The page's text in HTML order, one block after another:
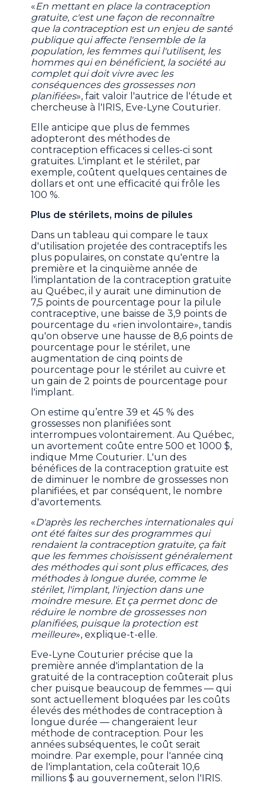
«En mettant en place la contraception
gratuite, c'est une façon de reconnaître
que la contraception est un enjeu de santé
publique qui affecte l'ensemble de la
population, les femmes qui l'utilisent, les
hommes qui en bénéficient, la société au
complet qui doit vivre avec les
conséquences des grossesses non
planifiées», fait valoir l'autrice de l'étude et
chercheuse à l'IRIS, Eve-Lyne Couturier.
Elle anticipe que plus de femmes
adopteront des méthodes de
contraception efficaces si celles-ci sont
gratuites. L'implant et le stérilet, par
exemple, coûtent quelques centaines de
dollars et ont une efficacité qui frôle les
100 %.
Plus de stérilets, moins de pilules
Dans un tableau qui compare le taux
d'utilisation projetée des contraceptifs les
plus populaires, on constate qu'entre la
première et la cinquième année de
l'implantation de la contraception gratuite
au Québec, il y aurait une diminution de
7,5 points de pourcentage pour la pilule
contraceptive, une baisse de 3,9 points de
pourcentage du «rien involontaire», tandis
qu'on observe une hausse de 8,6 points de
pourcentage pour le stérilet, une
augmentation de cinq points de
pourcentage pour le stérilet au cuivre et
un gain de 2 points de pourcentage pour
l'implant.
On estime qu’entre 39 et 45 % des
grossesses non planifiées sont
interrompues volontairement. Au Québec,
un avortement coûte entre 500 et 1000 $,
indique Mme Couturier. L'un des
bénéfices de la contraception gratuite est
de diminuer le nombre de grossesses non
planifiées, et par conséquent, le nombre
d'avortements.
«D'après les recherches internationales qui
ont été faites sur des programmes qui
rendaient la contraception gratuite, ça fait
que les femmes choisissent généralement
des méthodes qui sont plus efficaces, des
méthodes à longue durée, comme le
stérilet, l'implant, l'injection dans une
moindre mesure. Et ça permet donc de
réduire le nombre de grossesses non
planifiées, puisque la protection est
meilleure», explique-t-elle.
Eve-Lyne Couturier précise que la
première année d'implantation de la
gratuité de la contraception coûterait plus
cher puisque beaucoup de femmes — qui
sont actuellement bloquées par les coûts
élevés des méthodes de contraception à
longue durée — changeraient leur
méthode de contraception. Pour les
années subséquentes, le coût serait
moindre. Par exemple, pour l'année cinq
de l'implantation, cela coûterait 10,6
millions $ au gouvernement, selon l'IRIS.